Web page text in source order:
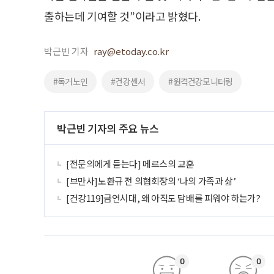
출하는데 기여할 것”이라고 밝혔다.
박근빈 기자 ray@etoday.co.kr
#독거노인 #건강센서 #원격건강모니터링
박근빈 기자의 주요 뉴스
[전문의에게 듣는다] 메르스의 교훈
[브만사]노환규 전 의협회장의 ‘나의 가족과 삶’
[건강119]금연시대, 왜 아직도 담배를 피워야 하는가?
0 0